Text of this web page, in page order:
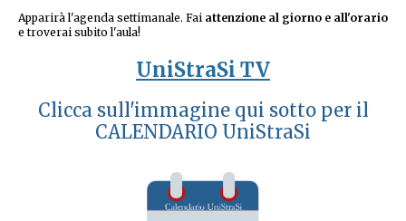
Apparirà l'agenda settimanale. Fai attenzione al giorno e all'orario
e troverai subito l'aula!
UniStraSi TV
Clicca sull'immagine qui sotto per il
CALENDARIO UniStraSi